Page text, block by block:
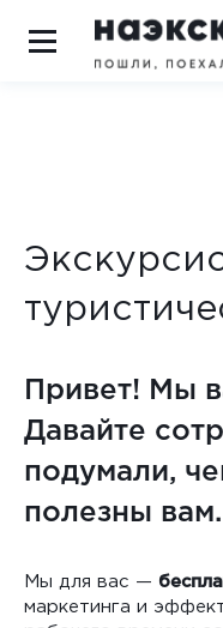
Привет! Мы
Давайте
подумали,
полезны вам.
Мы для вас —
маркетинга и